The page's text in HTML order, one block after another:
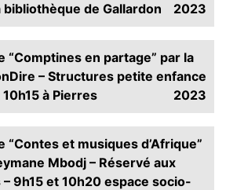
bibliothèque de Gallardon
2023
“Comptines en partage” par la
– Structures petite enfance
10h15 à Pierres
2023
“Contes et musiques d’Afrique”
Mbodj – Réservé aux
9h15 et 10h20 espace socio-